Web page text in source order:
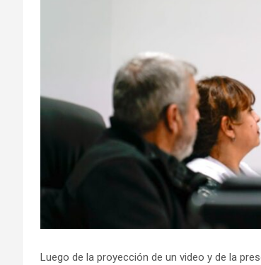
Luego de la proyección de un video y de la